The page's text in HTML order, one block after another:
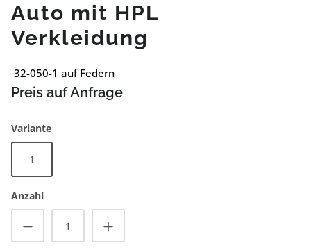
Auto mit HPL
Verkleidung
32-050-1 auf Federn
Preis auf Anfrage
Varianteauswählen
1
Anzahl
Produkt Anzahl: Gib den gewünschten